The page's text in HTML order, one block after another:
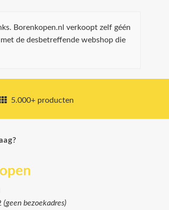
Borenkopen.nl verkoopt zelf géén
de desbetreffende webshop die
5.000+ producten
(geen bezoekadres)